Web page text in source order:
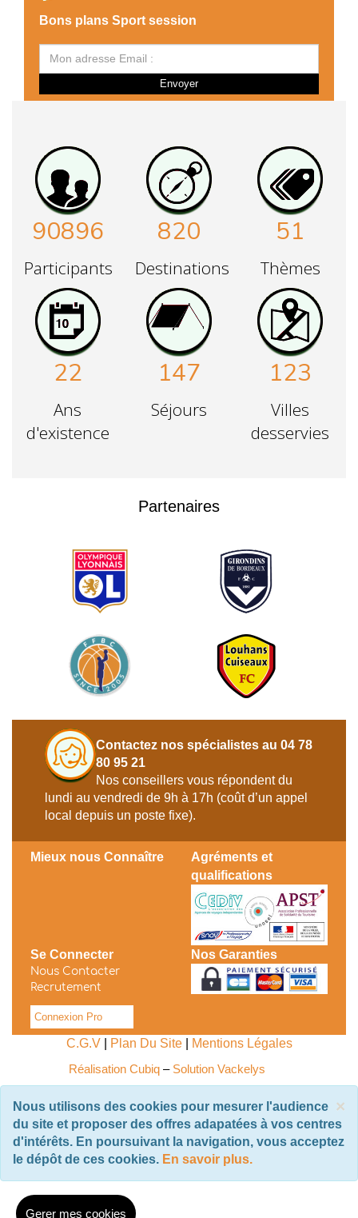
Bons plans Sport session
Envoyer
90896
Participants
820
Destinations
51
Thèmes
22
Ans
d'existence
147
Séjours
123
Villes
desservies
Partenaires
Contactez nos spécialistes au 04 78
80 95 21
Nos conseillers vous répondent du
lundi au vendredi de 9h à 17h (coût d’un appel
local depuis un poste fixe).
Mieux nous Connaître
Agréments et
qualifications
Se Connecter
Nous Contacter
Recrutement
Connexion Pro
Nos Garanties
C.G.V| Plan Du Site|
Mentions Légales
Réalisation Cubiq – Solution Vackelys
Gerer mes cookies
×
Nous utilisons des cookies pour mesurer l'audience
du site et proposer des offres adapatées à vos centres
d'intérêts. En poursuivant la navigation, vous acceptez
le dépôt de ces cookies. En savoir plus.